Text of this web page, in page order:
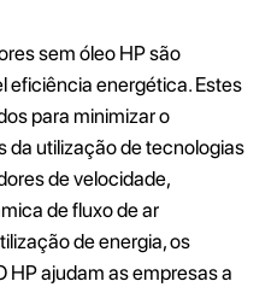
sem óleo HP são
eficiência energética. Estes
para minimizar o
da utilização de tecnologias
de velocidade,
de fluxo de ar
de energia, os
HP ajudam as empresas a